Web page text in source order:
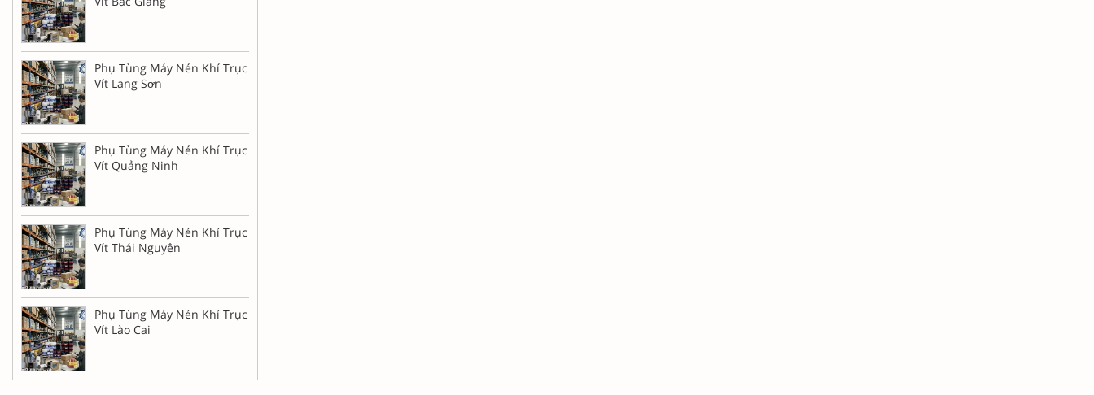
Phụ Tùng Máy Nén Khí Trục
Vít Lạng Sơn
Phụ Tùng Máy Nén Khí Trục
Vít Quảng Ninh
Phụ Tùng Máy Nén Khí Trục
Vít Thái Nguyên
Phụ Tùng Máy Nén Khí Trục
Vít Lào Cai